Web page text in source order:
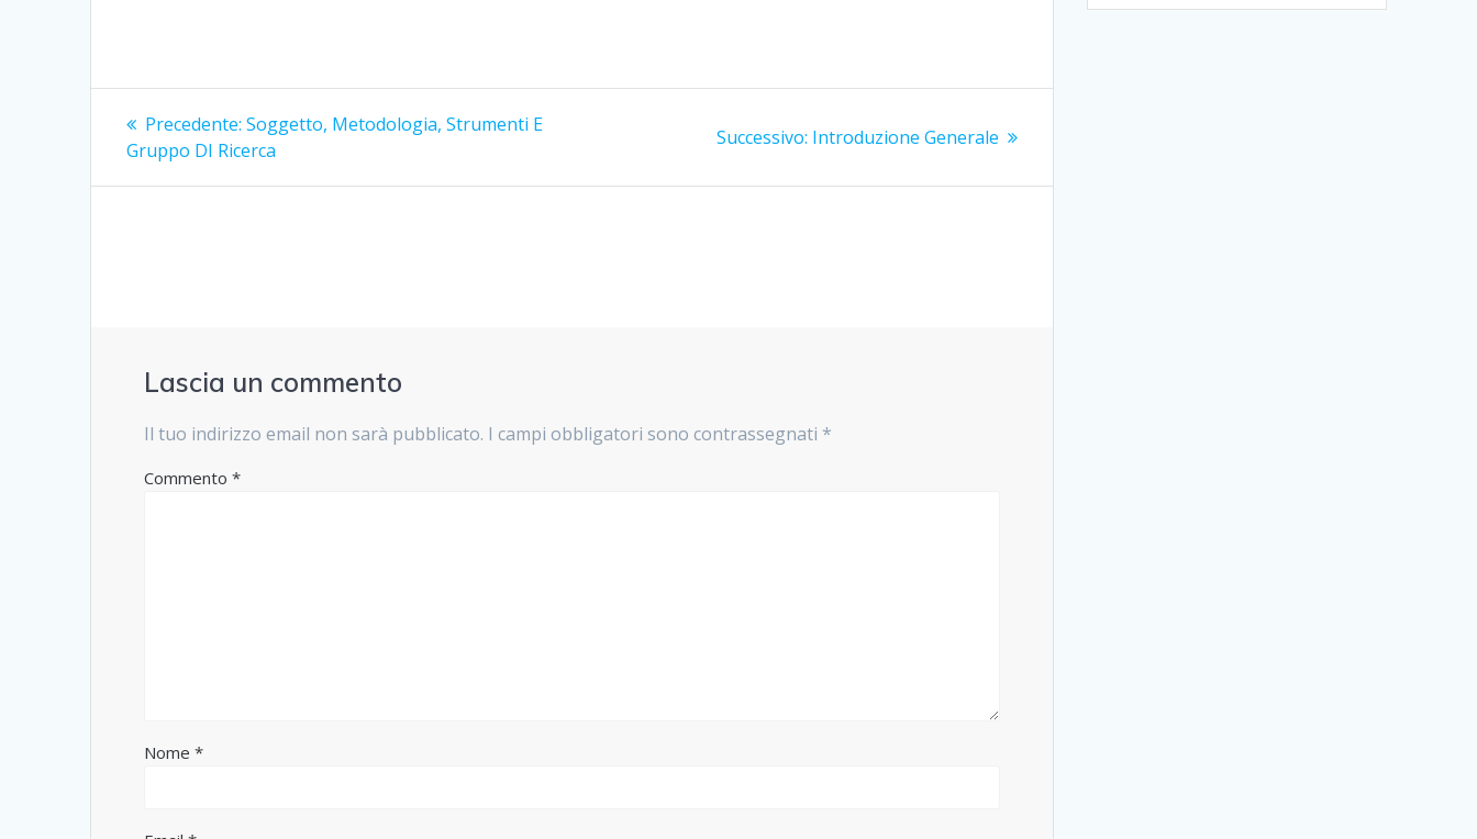
Navigazione
articoli
Precedente: Articolo
precedente:
Soggetto, Metodologia, Strumenti E
Gruppo DI Ricerca
Successivo: Articolo
Introduzione Generale
Lascia un commento
Il tuo indirizzo email non sarà pubblicato. I campi obbligatori sono contrassegnati *
Commento*
Nome*